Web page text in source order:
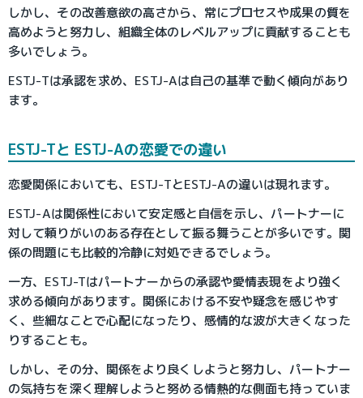
しかし、その改善意欲の高さから、常にプロセスや成果の質を
高めようと努力し、組織全体のレベルアップに貢献することも
多いでしょう。
ESTJ-Tは承認を求め、ESTJ-Aは自己の基準で動く傾向があり
ます。
ESTJ-Tと ESTJ-Aの恋愛での違い
恋愛関係においても、ESTJ-TとESTJ-Aの違いは現れます。
ESTJ-Aは関係性において安定感と自信を示し、パートナーに
対して頼りがいのある存在として振る舞うことが多いです。関
係の問題にも比較的冷静に対処できるでしょう。
一方、ESTJ-Tはパートナーからの承認や愛情表現をより強く
求める傾向があります。関係における不安や疑念を感じやす
く、些細なことで心配になったり、感情的な波が大きくなった
りすることも。
しかし、その分、関係をより良くしようと努力し、パートナー
の気持ちを深く理解しようと努める情熱的な側面も持っていま